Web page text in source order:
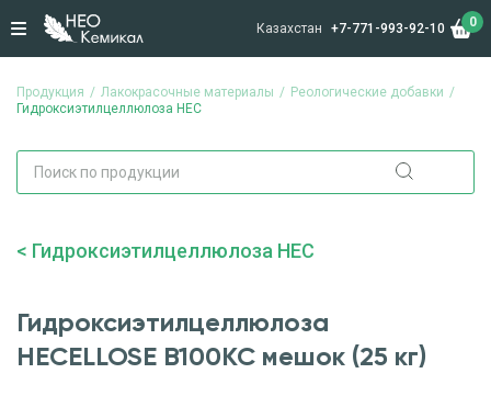
Казахстан +7-771-993-92-10 0
Продукция Лакокрасочные материалы
Реологические добавки
Гидроксиэтилцеллюлоза HEC
Гидроксиэтилцеллюлоза HEC
Гидроксиэтилцеллюлоза
HECELLOSE B100KC мешок (25 кг)